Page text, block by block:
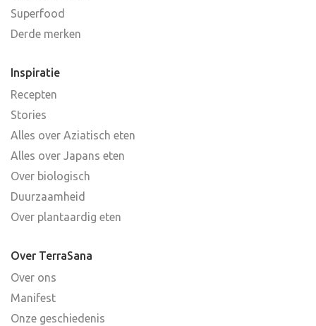
Superfood
Derde merken
Inspiratie
Recepten
Stories
Alles over Aziatisch eten
Alles over Japans eten
Over biologisch
Duurzaamheid
Over plantaardig eten
Over TerraSana
Over ons
Manifest
Onze geschiedenis